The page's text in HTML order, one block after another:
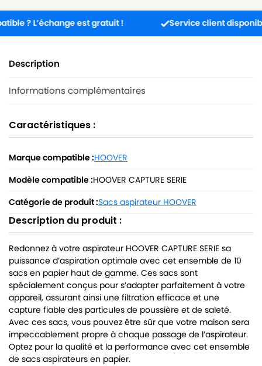
L’échange est gratuit ! Service client disponible
Description
Informations complémentaires
Caractéristiques :
Marque compatible :HOOVER
Modèle compatible :HOOVER CAPTURE SERIE
Catégorie de produit :Sacs aspirateur HOOVER
Description du produit :
Redonnez à votre aspirateur HOOVER CAPTURE SERIE sa
puissance d’aspiration optimale avec cet ensemble de 10
sacs en papier haut de gamme. Ces sacs sont
spécialement conçus pour s’adapter parfaitement à votre
appareil, assurant ainsi une filtration efficace et une
capture fiable des particules de poussière et de saleté.
Avec ces sacs, vous pouvez être sûr que votre maison sera
impeccablement propre à chaque passage de l’aspirateur.
Optez pour la qualité et la performance avec cet ensemble
de sacs aspirateurs en papier.